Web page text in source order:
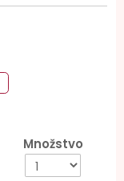
Množstvo